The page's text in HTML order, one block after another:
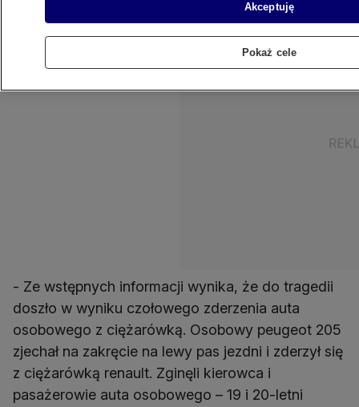
- Ze wstępnych informacji wynika, że do tragedii
doszło w wyniku czołowego zderzenia auta
osobowego z ciężarówką. Osobowy peugeot 205
zjechał na zakręcie na lewy pas jezdni i zderzył się
z ciężarówką renault. Zginęli kierowca i
pasażerowie auta osobowego – 19 i 20-letni
Akceptuję
Pokaż cele